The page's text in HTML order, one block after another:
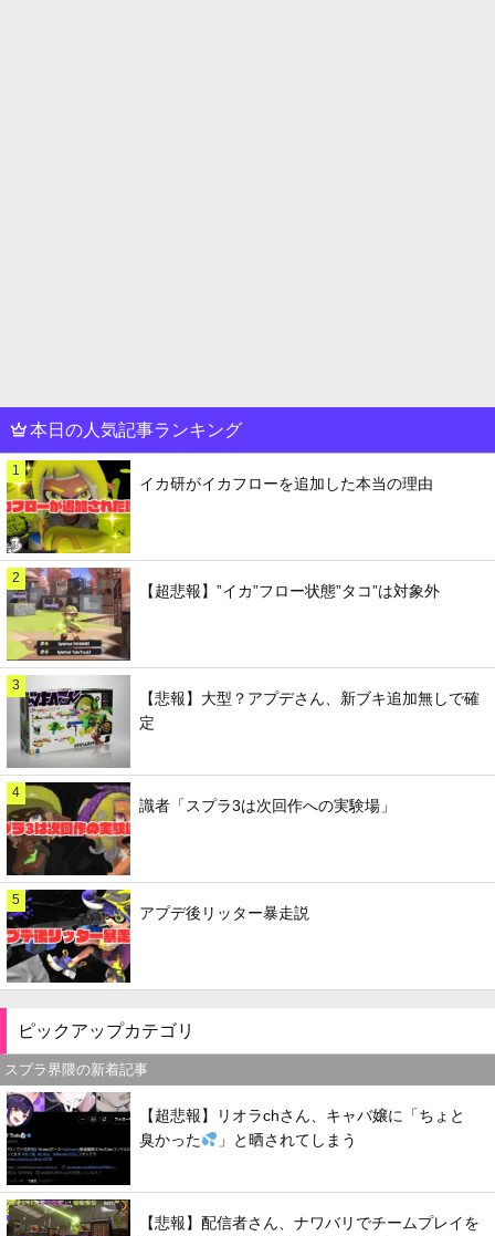
本日の人気記事ランキング
1
イカ研がイカフローを追加した本当の理由
2
【超悲報】”イカ”フロー状態”タコ”は対象外
3
【悲報】大型？アプデさん、新ブキ追加無しで確
定
4
識者「スプラ3は次回作への実験場」
5
アプデ後リッター暴走説
ピックアップカテゴリ
スプラ界隈の新着記事
【超悲報】リオラchさん、キャバ嬢に「ちょと
臭かった
」と晒されてしまう
【悲報】配信者さん、ナワバリでチームプレイを